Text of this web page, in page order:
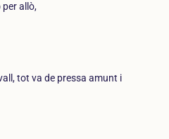
allò,
tot va de pressa amunt i